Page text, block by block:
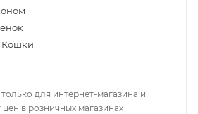
Кошки
для интернет-магазина и
в розничных магазинах